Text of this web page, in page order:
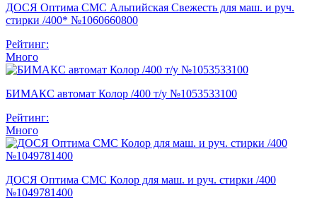
ДОСЯ Оптима СМС Альпийская Свежесть для маш. и руч.
стирки /400* №1060660800
Рейтинг:
Много
БИМАКС автомат Колор /400 т/у №1053533100
Рейтинг:
Много
ДОСЯ Оптима СМС Колор для маш. и руч. стирки /400
№1049781400